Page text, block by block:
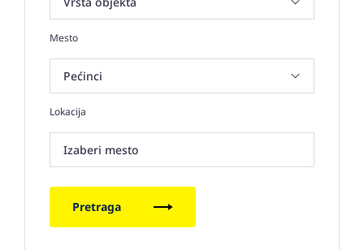
Mesto
Lokacija
Izaberi mesto
Pretraga